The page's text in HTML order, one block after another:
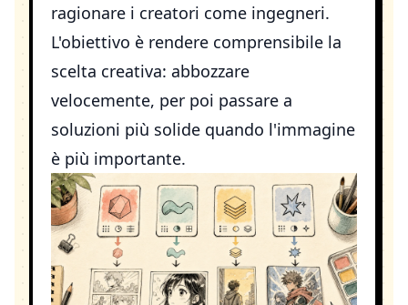
ragionare i creatori come ingegneri.
L'obiettivo è rendere comprensibile la
scelta creativa: abbozzare
velocemente, per poi passare a
soluzioni più solide quando l'immagine
è più importante.